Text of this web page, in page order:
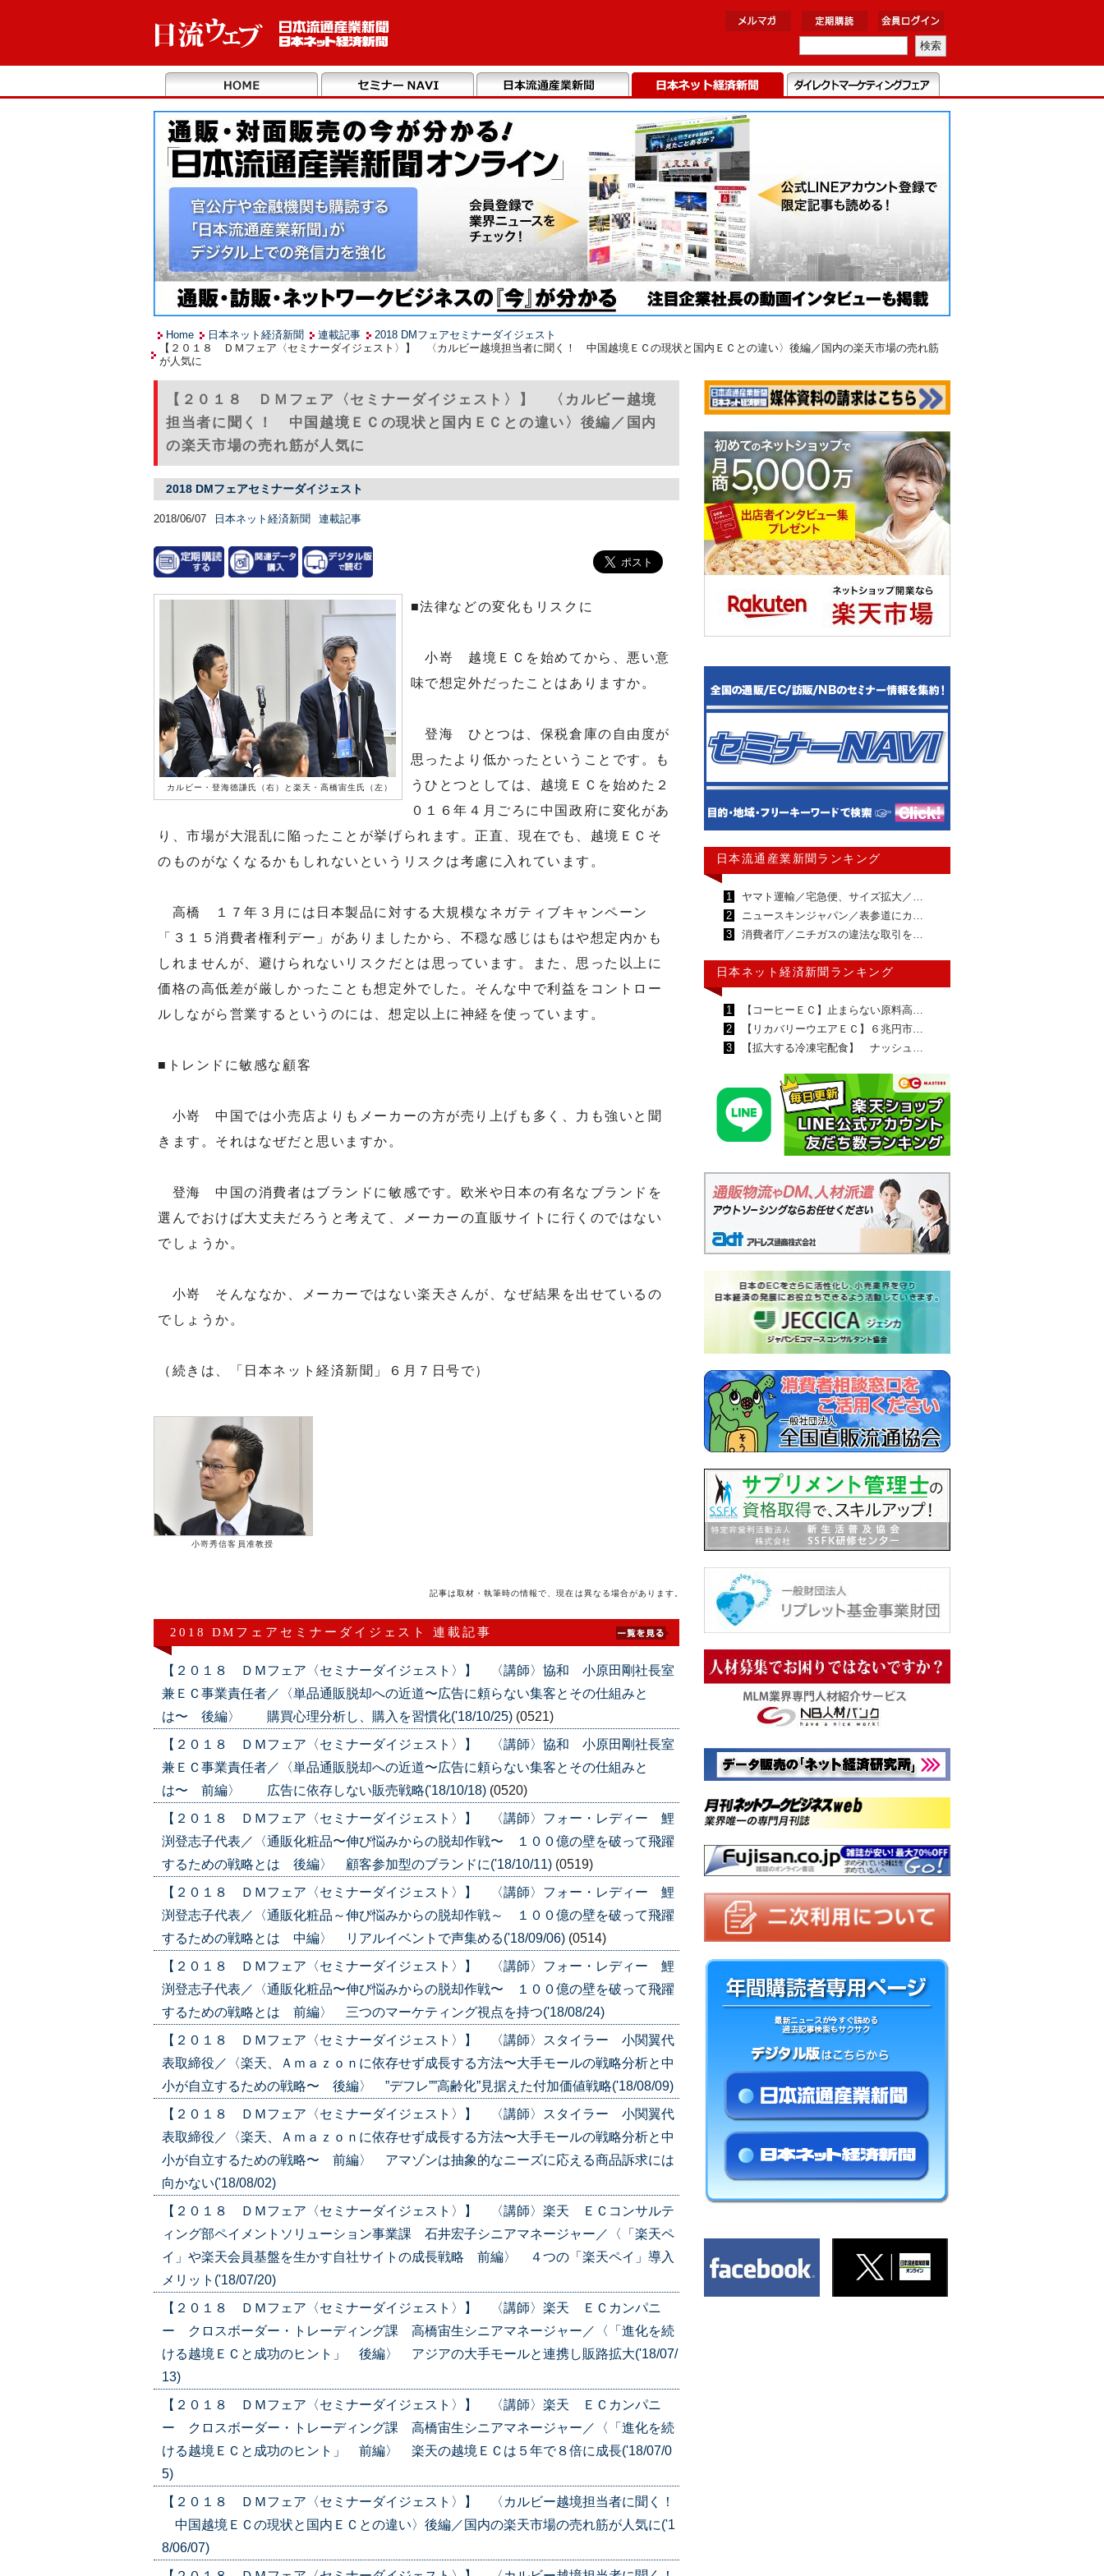
Home 日本ネット経済新聞 連載記事
2018 DMフェアセミナーダイジェスト
【２０１８ ＤＭフェア〈セミナーダイジェスト〉】 〈カルビー越境担当者に聞く！ 中国越境ＥＣの現状と国内ＥＣとの違い〉後編／国内の楽天市場の売れ筋
が人気に
【２０１８ ＤＭフェア〈セミナーダイジェスト〉】 〈カルビー越境
担当者に聞く！ 中国越境ＥＣの現状と国内ＥＣとの違い〉後編／国内
の楽天市場の売れ筋が人気に
2018 DMフェアセミナーダイジェスト
2018/06/07 日本ネット経済新聞 連載記事
カルビー・登海徳謙氏（右）と楽天・高橋宙生氏（左）
■法律などの変化もリスクに
小嵜 越境ＥＣを始めてから、悪い意
味で想定外だったことはありますか。
登海 ひとつは、保税倉庫の自由度が
思ったより低かったということです。も
うひとつとしては、越境ＥＣを始めた２
０１６年４月ごろに中国政府に変化があ
り、市場が大混乱に陥ったことが挙げられます。正直、現在でも、越境ＥＣそ
のものがなくなるかもしれないというリスクは考慮に入れています。
高橋 １７年３月には日本製品に対する大規模なネガティブキャンペーン
「３１５消費者権利デー」がありましたから、不穏な感じはもはや想定内かも
しれませんが、避けられないリスクだとは思っています。また、思った以上に
価格の高低差が厳しかったことも想定外でした。そんな中で利益をコントロー
ルしながら営業するというのには、想定以上に神経を使っています。
■トレンドに敏感な顧客
小嵜 中国では小売店よりもメーカーの方が売り上げも多く、力も強いと聞
きます。それはなぜだと思いますか。
登海 中国の消費者はブランドに敏感です。欧米や日本の有名なブランドを
選んでおけば大丈夫だろうと考えて、メーカーの直販サイトに行くのではない
でしょうか。
小嵜 そんななか、メーカーではない楽天さんが、なぜ結果を出せているの
でしょうか。
（続きは、「日本ネット経済新聞」６月７日号で）
小嵜秀信客員准教授
記事は取材・執筆時の情報で、現在は異なる場合があります。
2018 DMフェアセミナーダイジェスト 連載記事
【２０１８ ＤＭフェア〈セミナーダイジェスト〉】 〈講師〉協和 小原田剛社長室
兼ＥＣ事業責任者／〈単品通販脱却への近道〜広告に頼らない集客とその仕組みと
は〜 後編〉 購買心理分析し、購入を習慣化('18/10/25) (0521)
【２０１８ ＤＭフェア〈セミナーダイジェスト〉】 〈講師〉協和 小原田剛社長室
兼ＥＣ事業責任者／〈単品通販脱却への近道〜広告に頼らない集客とその仕組みと
は〜 前編〉 広告に依存しない販売戦略('18/10/18) (0520)
【２０１８ ＤＭフェア〈セミナーダイジェスト〉】 〈講師〉フォー・レディー 鯉
渕登志子代表／〈通販化粧品〜伸び悩みからの脱却作戦〜 １００億の壁を破って飛躍
するための戦略とは 後編〉 顧客参加型のブランドに('18/10/11) (0519)
【２０１８ ＤＭフェア〈セミナーダイジェスト〉】 〈講師〉フォー・レディー 鯉
渕登志子代表／〈通販化粧品～伸び悩みからの脱却作戦～ １００億の壁を破って飛躍
するための戦略とは 中編〉 リアルイベントで声集める('18/09/06) (0514)
【２０１８ ＤＭフェア〈セミナーダイジェスト〉】 〈講師〉フォー・レディー 鯉
渕登志子代表／〈通販化粧品〜伸び悩みからの脱却作戦〜 １００億の壁を破って飛躍
するための戦略とは 前編〉 三つのマーケティング視点を持つ('18/08/24)
【２０１８ ＤＭフェア〈セミナーダイジェスト〉】 〈講師〉スタイラー 小関翼代
表取締役／〈楽天、Ａｍａｚｏｎに依存せず成長する方法〜大手モールの戦略分析と中
小が自立するための戦略〜 後編〉 ”デフレ””高齢化”見据えた付加価値戦略('18/08/09)
【２０１８ ＤＭフェア〈セミナーダイジェスト〉】 〈講師〉スタイラー 小関翼代
表取締役／〈楽天、Ａｍａｚｏｎに依存せず成長する方法〜大手モールの戦略分析と中
小が自立するための戦略〜 前編〉 アマゾンは抽象的なニーズに応える商品訴求には
向かない('18/08/02)
【２０１８ ＤＭフェア〈セミナーダイジェスト〉】 〈講師〉楽天 ＥＣコンサルテ
ィング部ペイメントソリューション事業課 石井宏子シニアマネージャー／〈「楽天ペ
イ」や楽天会員基盤を生かす自社サイトの成長戦略 前編〉 ４つの「楽天ペイ」導入
メリット('18/07/20)
【２０１８ ＤＭフェア〈セミナーダイジェスト〉】 〈講師〉楽天 ＥＣカンパニ
ー クロスボーダー・トレーディング課 高橋宙生シニアマネージャー／〈「進化を続
ける越境ＥＣと成功のヒント」 後編〉 アジアの大手モールと連携し販路拡大('18/07/
13)
【２０１８ ＤＭフェア〈セミナーダイジェスト〉】 〈講師〉楽天 ＥＣカンパニ
ー クロスボーダー・トレーディング課 高橋宙生シニアマネージャー／〈「進化を続
ける越境ＥＣと成功のヒント」 前編〉 楽天の越境ＥＣは５年で８倍に成長('18/07/0
5)
【２０１８ ＤＭフェア〈セミナーダイジェスト〉】 〈カルビー越境担当者に聞く！
中国越境ＥＣの現状と国内ＥＣとの違い〉後編／国内の楽天市場の売れ筋が人気に('1
8/06/07)
日本流通産業新聞ランキング
1
ヤマト運輸／宅急便、サイズ拡大／…
2
ニュースキンジャパン／表参道にカ…
3
消費者庁／ニチガスの違法な取引を…
日本ネット経済新聞ランキング
1
【コーヒーＥＣ】止まらない原料高…
2
【リカバリーウエアＥＣ】６兆円市…
3
【拡大する冷凍宅配食】 ナッシュ…